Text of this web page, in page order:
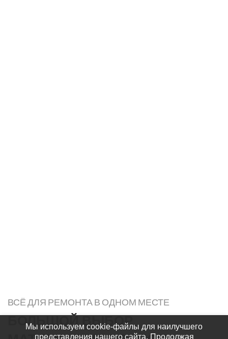
ВСЁ ДЛЯ РЕМОНТА В ОДНОМ МЕСТЕ
БОЛЬШОЙ ВЫБОР
Мы используем cookie-файлы для наилучшего
представления нашего сайта. Продолжая